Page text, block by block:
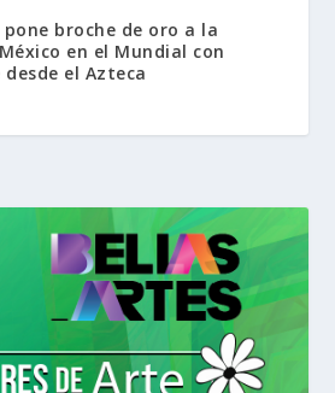
broche de oro a la
en el Mundial con
el Azteca